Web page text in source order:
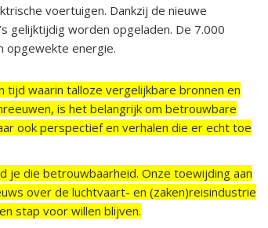
voertuigen. Dankzij de nieuwe
gelijktijdig worden opgeladen. De 7.000
opgewekte energie.
tijd waarin talloze vergelijkbare bronnen en
is het belangrijk om betrouwbare
ook perspectief en verhalen die er echt toe
je die betrouwbaarheid. Onze toewijding aan
over de luchtvaart- en (zaken)reisindustrie
stap voor willen blijven.